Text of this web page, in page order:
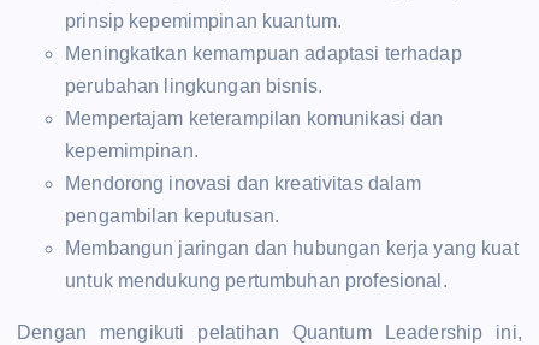
prinsip kepemimpinan kuantum.
Meningkatkan kemampuan adaptasi terhadap
perubahan lingkungan bisnis.
Mempertajam keterampilan komunikasi dan
kepemimpinan.
Mendorong inovasi dan kreativitas dalam
pengambilan keputusan.
Membangun jaringan dan hubungan kerja yang kuat
untuk mendukung pertumbuhan profesional.
Dengan mengikuti pelatihan Quantum Leadership ini,